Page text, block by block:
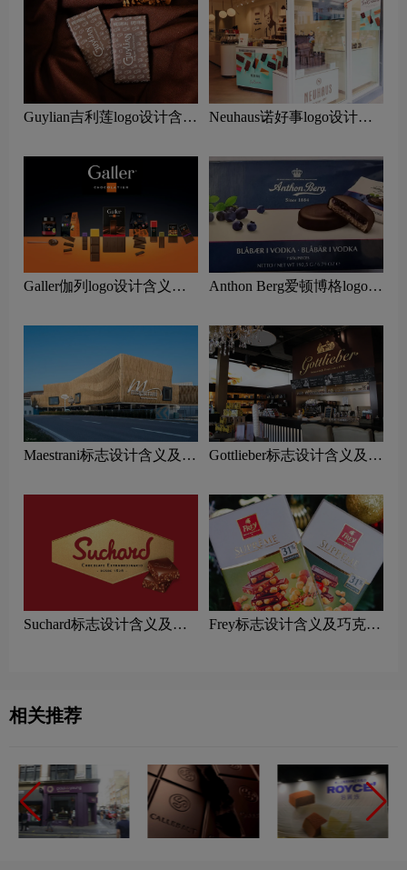
Guylian吉利莲logo设计含义
Neuhaus诺好事logo设计含
Galler伽列logo设计含义及
Anthon Berg爱顿博格logo设
念
Maestrani标志设计含义及巧
Gottlieber标志设计含义及巧
Suchard标志设计含义及巧
Frey标志设计含义及巧克力
相关推荐